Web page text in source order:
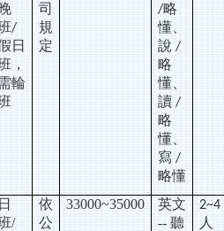
/
日
，
輪
司
規
定
/略
懂、
說 /
略
懂、
讀 /
略
懂、
寫 /
略懂
日
/
依
公
33000~35000
英文
-- 聽
2~4
人